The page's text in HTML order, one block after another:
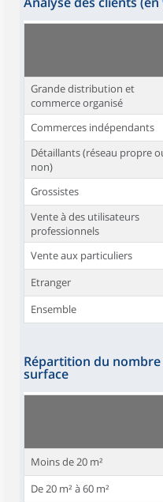
Grande distribution et
commerce organisé
Commerces indépendants
Détaillants (réseau propre
non)
Grossistes
Vente à des utilisateurs
professionnels
Vente aux particuliers
Etranger
Ensemble
Répartition du
surface
Moins de 20 m²
De 20 m² à 60 m²